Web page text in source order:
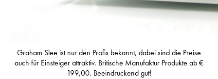
Graham Slee ist nur den Profis bekannt, dabei sind die Preise
auch für Einsteiger attraktiv. Britische Manufaktur Produkte ab €
199,00. Beeindruckend gut!